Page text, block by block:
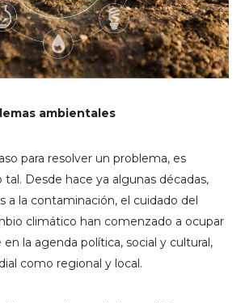
ambientales
para resolver un problema, es
Desde hace ya algunas décadas,
a la contaminación, el cuidado del
climático han comenzado a ocupar
la agenda política, social y cultural,
como regional y local.